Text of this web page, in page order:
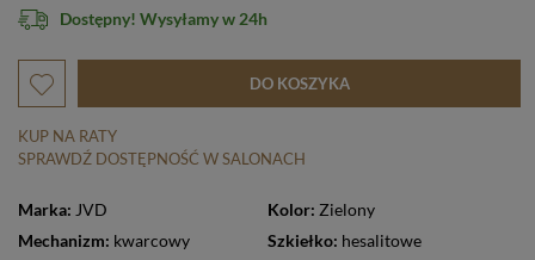
Dostępny! Wysyłamy w 24h
DO KOSZYKA
KUP NA RATY
SPRAWDŹ DOSTĘPNOŚĆ W SALONACH
Marka: JVD Kolor: Zielony
Mechanizm: kwarcowy Szkiełko: hesalitowe